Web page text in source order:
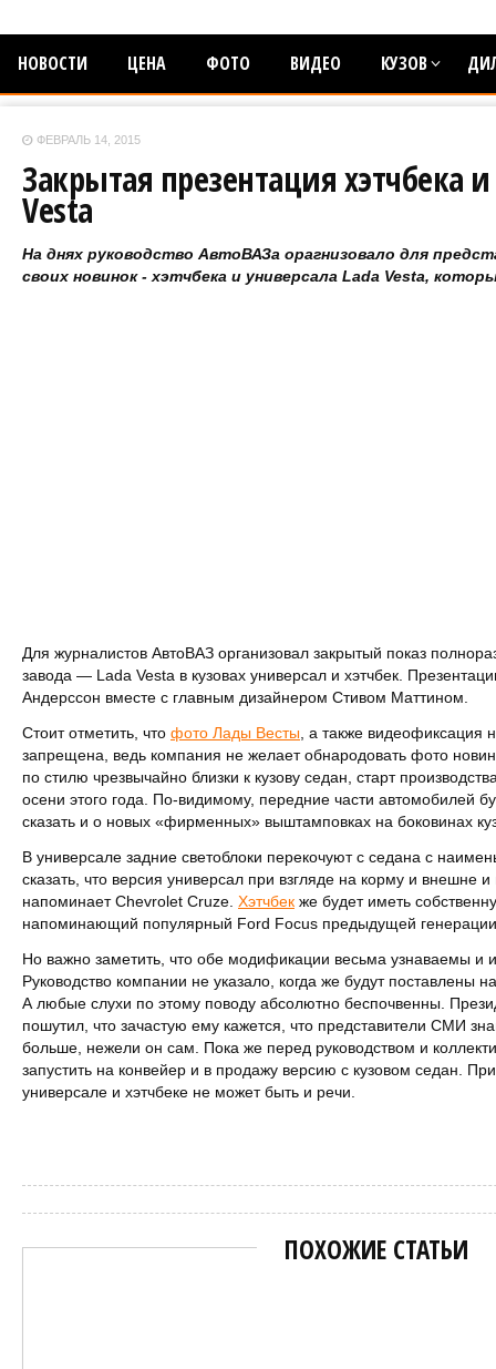
НОВОСТИ ЦЕНА ФОТО ВИДЕО КУЗОВ
ФЕВРАЛЬ 14, 2015
Закрытая презентация хэтчбека
Vesta
На днях руководство АвтоВАЗа орагнизовало для
своих новинок - хэтчбека и универсала Lada Vesta,
Для журналистов АвтоВАЗ организовал закрытый показ
завода — Lada Vesta в кузовах универсал и хэтчбек.
Андерссон вместе с главным дизайнером Стивом Маттином.
Стоит отметить, что фото Лады Весты , а также
запрещена, ведь компания не желает обнародовать фото
по стилю чрезвычайно близки к кузову седан, старт
осени этого года. По-видимому, передние части автомобилей
сказать и о новых «фирменных» выштамповках на боковинах
В универсале задние светоблоки перекочуют с седана с
сказать, что версия универсал при взгляде на корму и внешне
напоминает Chevrolet Cruze. Хэтчбек же будет иметь
напоминающий популярный Ford Focus предыдущей
Но важно заметить, что обе модификации весьма узнаваемы и
Руководство компании не указало, когда же будут поставлены
А любые слухи по этому поводу абсолютно беспочвенны.
пошутил, что зачастую ему кажется, что представители СМИ
больше, нежели он сам. Пока же перед руководством и
запустить на конвейер и в продажу версию с кузовом седан.
универсале и хэтчбеке не может быть и речи.
ПОХОЖИЕ СТАТЬИ